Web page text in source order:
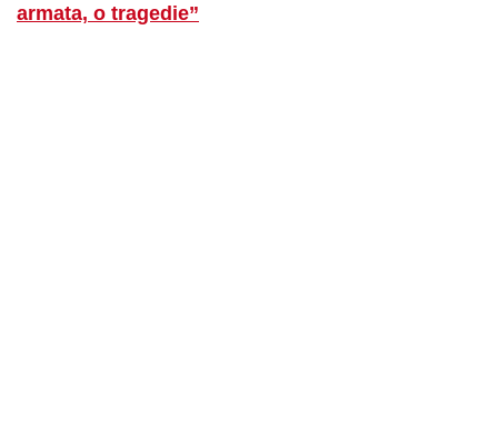
armata, o tragedie”